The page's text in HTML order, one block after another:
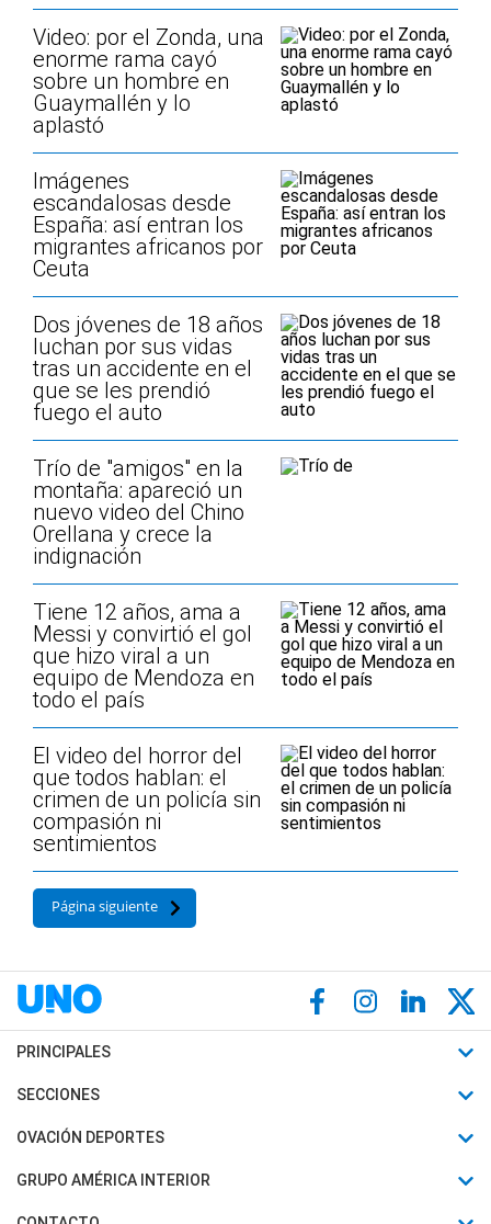
Video: por el Zonda, una
enorme rama cayó
sobre un hombre en
Guaymallén y lo
aplastó
Imágenes
escandalosas desde
España: así entran los
migrantes africanos por
Ceuta
Dos jóvenes de 18 años
luchan por sus vidas
tras un accidente en el
que se les prendió
fuego el auto
Trío de "amigos" en la
montaña: apareció un
nuevo video del Chino
Orellana y crece la
indignación
Tiene 12 años, ama a
Messi y convirtió el gol
que hizo viral a un
equipo de Mendoza en
todo el país
El video del horror del
que todos hablan: el
crimen de un policía sin
compasión ni
sentimientos
Página siguiente
PRINCIPALES
Últimas Noticias
Política
SECCIONES
Horóscopo
Motores
OVACIÓN DEPORTES
Fútbol
Mundial
GRUPO AMÉRICA INTERIOR